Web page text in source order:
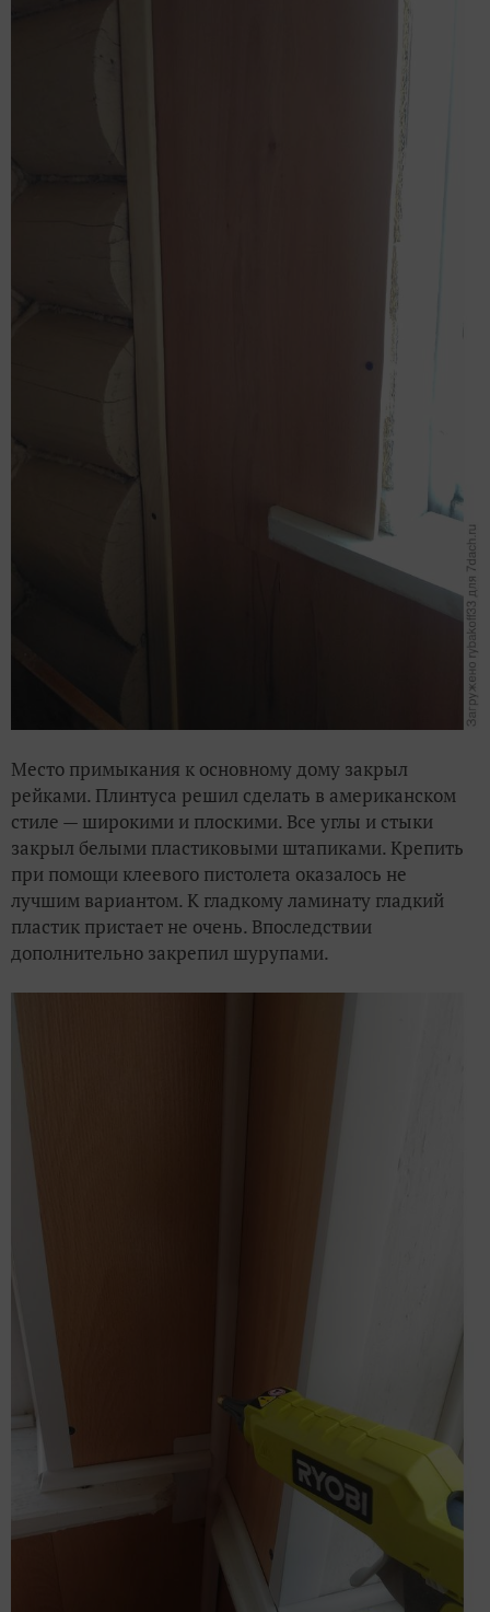
Место примыкания к основному дому закрыл
рейками. Плинтуса решил сделать в американском
стиле — широкими и плоскими. Все углы и стыки
закрыл белыми пластиковыми штапиками. Крепить
при помощи клеевого пистолета оказалось не
лучшим вариантом. К гладкому ламинату гладкий
пластик пристает не очень. Впоследствии
дополнительно закрепил шурупами.